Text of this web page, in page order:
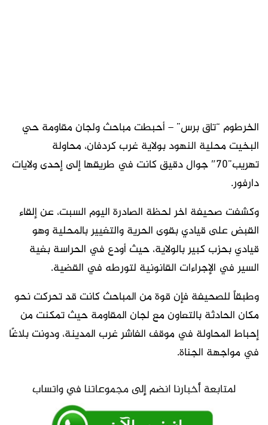
الخرطوم “تاق برس” – أحبطت مباحث ولجان مقاومة حي
البخيت محلية النهود بولاية غرب كردفان، محاولة
تهريب”70″ جوال دقيق كانت في طريقها إلى إحدى ولايات
دارفور.
وكشفت صحيفة اخر لحظة الصادرة اليوم السبت، عن إلقاء
القبض على قيادي بقوى الحرية والتغيير بالمحلية وهو
قيادي بحزب كبير بالولاية، حيث أودع في الحراسة بغية
السير في الإجراءات القانونية لتورطه في القضية.
وطبقاً للصحيفة فإن قوة من المباحث كانت قد تحركت نحو
مكان الحادثة بالتعاون مع لجان المقاومة حيث تمكنت من
إحباط المحاولة في موقف الفاشر غرب المدينة، ودونت بلاغًا
في مواجهة الجناة.